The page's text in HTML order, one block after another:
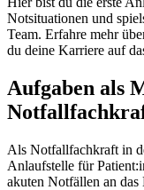
Notsituationen und
Team. Erfahre mehr
du deine Karriere auf
Aufgaben als
Als Notfallfachkraft in
Anlaufstelle für
akuten Notfällen an das